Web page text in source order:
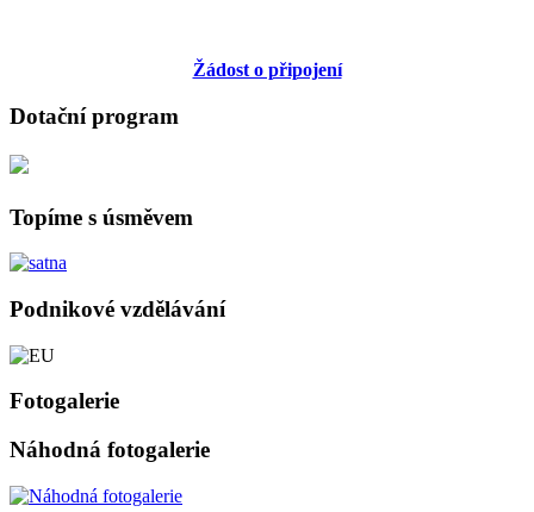
Žádost o připojení
Dotační program
Topíme s úsměvem
Podnikové vzdělávání
Fotogalerie
Náhodná fotogalerie